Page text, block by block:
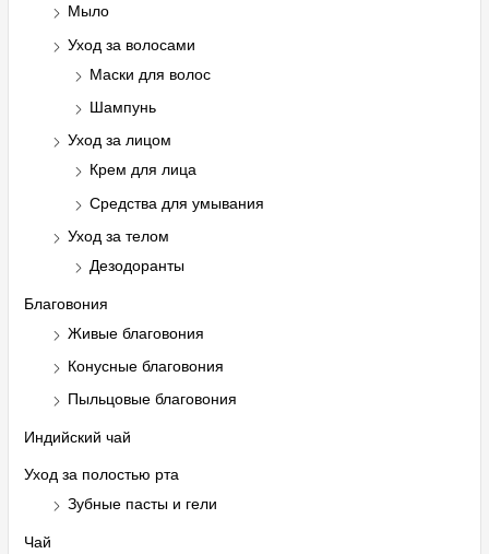
Мыло
Уход за волосами
Маски для волос
Шампунь
Уход за лицом
Крем для лица
Средства для умывания
Уход за телом
Дезодоранты
Благовония
Живые благовония
Конусные благовония
Пыльцовые благовония
Индийский чай
Уход за полостью рта
Зубные пасты и гели
Чай